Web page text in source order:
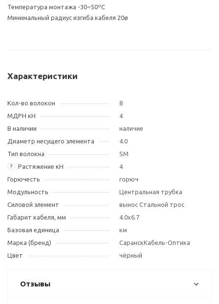
Температура монтажа -30÷50ºC
Минимальный радиус изгиба кабеля 20ø
Характеристики
Кол-во волокон
8
МДРН кН
4
В наличии
наличие
Диаметр несущего элемента
4.0
Тип волокна
SM
? Растяжение кН
4
Горючесть
горюч
Модульность
Центральная трубка
Силовой элемент
вынос Стальной трос
Габарит кабеля, мм
4.0х6.7
Базовая единица
км
Марка (бренд)
СаранскКабель-Оптика
Цвет
чёрный
Отзывы